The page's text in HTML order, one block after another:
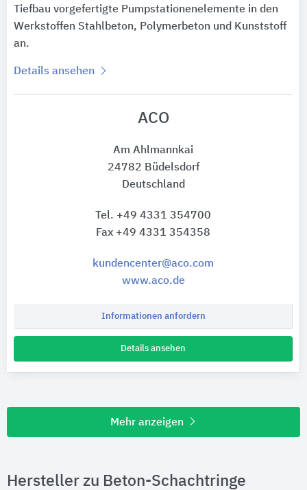
Tiefbau vorgefertigte Pumpstationenelemente in den
Werkstoffen Stahlbeton, Polymerbeton und Kunststoff
an.
Details ansehen
ACO
Am Ahlmannkai
24782 Büdelsdorf
Deutschland
Tel. +49 4331 354700
Fax +49 4331 354358
kundencenter@aco.com
www.aco.de
Informationen anfordern
Details ansehen
Mehr anzeigen
Hersteller zu Beton-Schachtringe